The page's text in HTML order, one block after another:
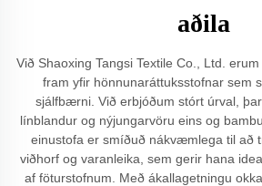
aðila
Við Shaoxing Tangsi Textile Co., Ltd.
fram yfir hönnunaráttuksstofnar sem
sjálfbærni. Við erbjóðum stórt úrval,
línblandur og nýjungarvöru eins og
einustofa er smíðuð nákvæmlega til að
viðhorf og varanleika, sem gerir hana
af föturstofnum. Með ákallagetningu